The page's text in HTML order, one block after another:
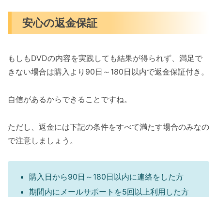
安心の返金保証
もしもDVDの内容を実践しても結果が得られず、満足で
きない場合は購入より90日～180日以内で返金保証付き。
自信があるからできることですね。
ただし、返金には下記の条件をすべて満たす場合のみなの
で注意しましょう。
購入日から90日～180日以内に連絡をした方
期間内にメールサポートを5回以上利用した方